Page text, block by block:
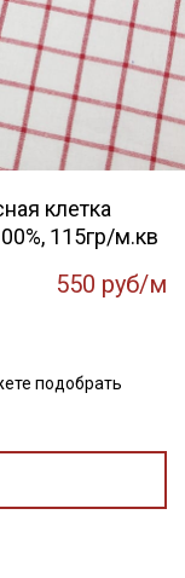
клетка
115гр/м.кв
550 руб/м
подобрать